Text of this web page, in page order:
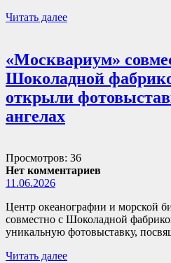
Читать далее
«Москвариум»
Шоколадной
открыли
ангелах
Просмотров: 36
Нет комментариев
11.06.2026
Центр океанографии и морской
совместно с Шоколадной
уникальную фотовыставку,
Читать далее